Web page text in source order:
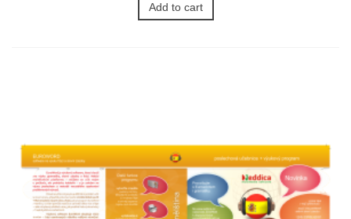
Add to cart